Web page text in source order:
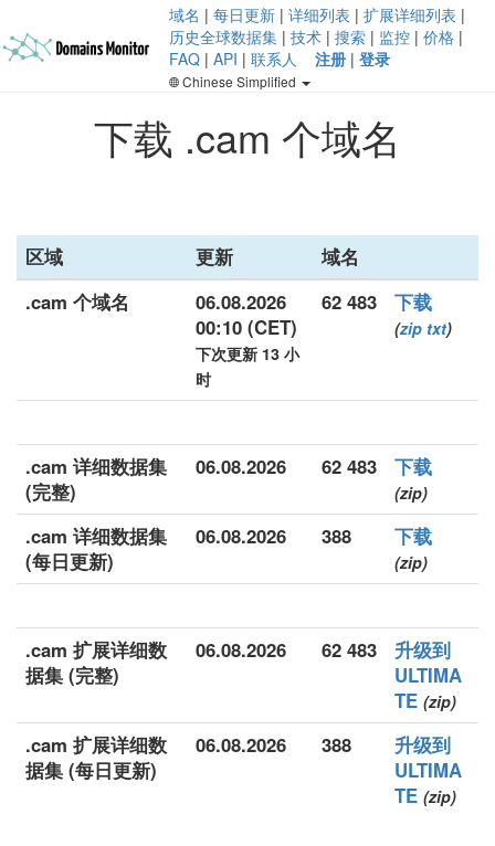
域名 | 每日更新 | 详细列表 | 扩展详细列表 |
历史全球数据集 | 技术 | 搜索 | 监控 | 价格 |
FAQ | API | 联系人 注册 | 登录
Chinese Simplified
下载 .cam 个域名
区域 更新
域名
.cam 个域名
06.08.2026
00:10 (CET)
下次更新 13 小
时
62 483 下载
(zip txt)
.cam 详细数据集
(完整)
06.08.2026 62 483 下载
(zip)
.cam 详细数据集
(每日更新)
06.08.2026 388 下载
(zip)
.cam 扩展详细数
据集 (完整)
06.08.2026 62 483
升级到
ULTIMA
TE (zip)
.cam 扩展详细数
据集 (每日更新)
06.08.2026 388
升级到
ULTIMA
TE (zip)